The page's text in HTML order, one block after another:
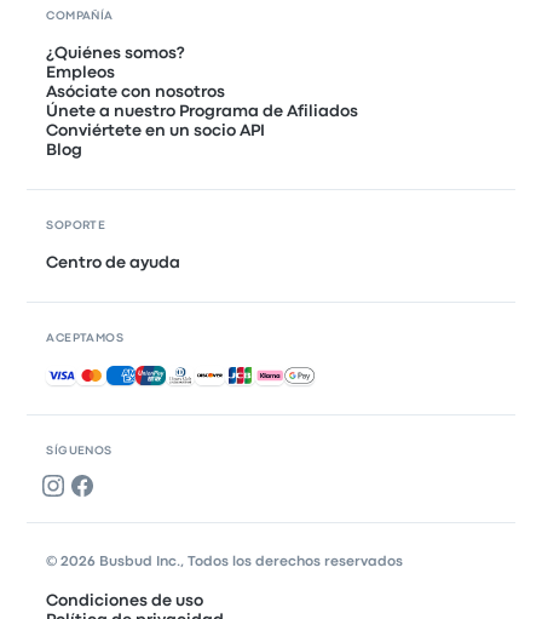
SÍGUENOS
COMPAÑÍA
¿Quiénes somos?
Empleos
Asóciate con nosotros
Únete a nuestro Programa de Afiliados
Conviértete en un socio API
Blog
SOPORTE
Centro de ayuda
ACEPTAMOS
Pagos aceptados
© 2026 Busbud Inc., Todos los derechos reservados
Condiciones de uso